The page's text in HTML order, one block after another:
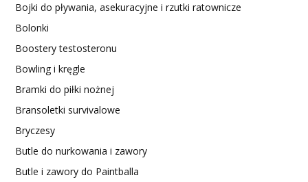
Bojki do pływania, asekuracyjne i rzutki ratownicze
Bolonki
Boostery testosteronu
Bowling i kręgle
Bramki do piłki nożnej
Bransoletki survivalowe
Bryczesy
Butle do nurkowania i zawory
Butle i zawory do Paintballa